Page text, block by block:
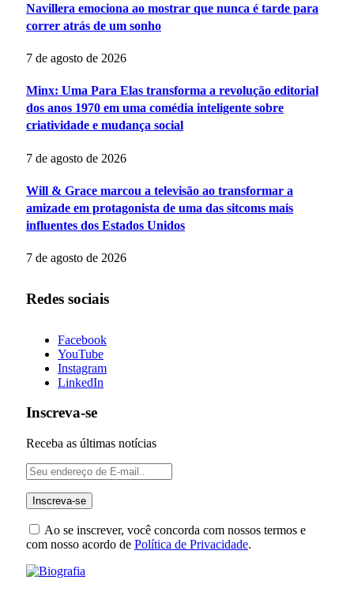
Navillera emociona ao mostrar que nunca é tarde para
correr atrás de um sonho
7 de agosto de 2026
Minx: Uma Para Elas transforma a revolução editorial
dos anos 1970 em uma comédia inteligente sobre
criatividade e mudança social
7 de agosto de 2026
Will & Grace marcou a televisão ao transformar a
amizade em protagonista de uma das sitcoms mais
influentes dos Estados Unidos
7 de agosto de 2026
Redes sociais
Facebook
YouTube
Instagram
LinkedIn
Inscreva-se
Receba as últimas notícias
Ao se inscrever, você concorda com nossos termos e
com nosso acordo de Política de Privacidade.